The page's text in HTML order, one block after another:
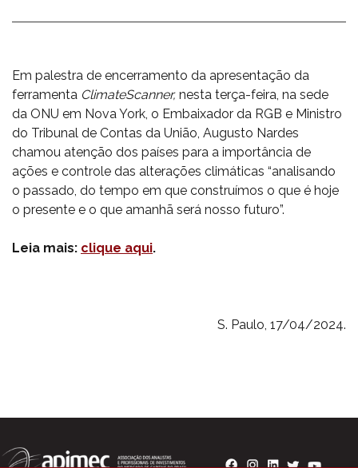
Em palestra de encerramento da apresentação da
ferramenta ClimateScanner, nesta terça-feira, na sede
da ONU em Nova York, o Embaixador da RGB e Ministro
do Tribunal de Contas da União, Augusto Nardes
chamou atenção dos países para a importância de
ações e controle das alterações climáticas “analisando
o passado, do tempo em que construímos o que é hoje
o presente e o que amanhã será nosso futuro”.
Leia mais: clique aqui.
S. Paulo, 17/04/2024.